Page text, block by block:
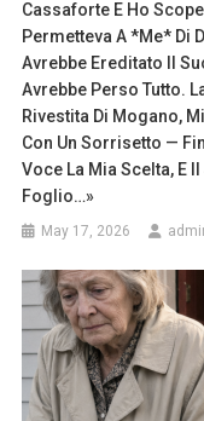
Cassaforte E Ho
Permetteva A *me* Di
Avrebbe Ereditato Il
Avrebbe Perso Tutto.
Rivestita Di Mogano,
Con Un Sorrisetto —
Voce La Mia Scelta, E
Foglio…»
May 17, 2026